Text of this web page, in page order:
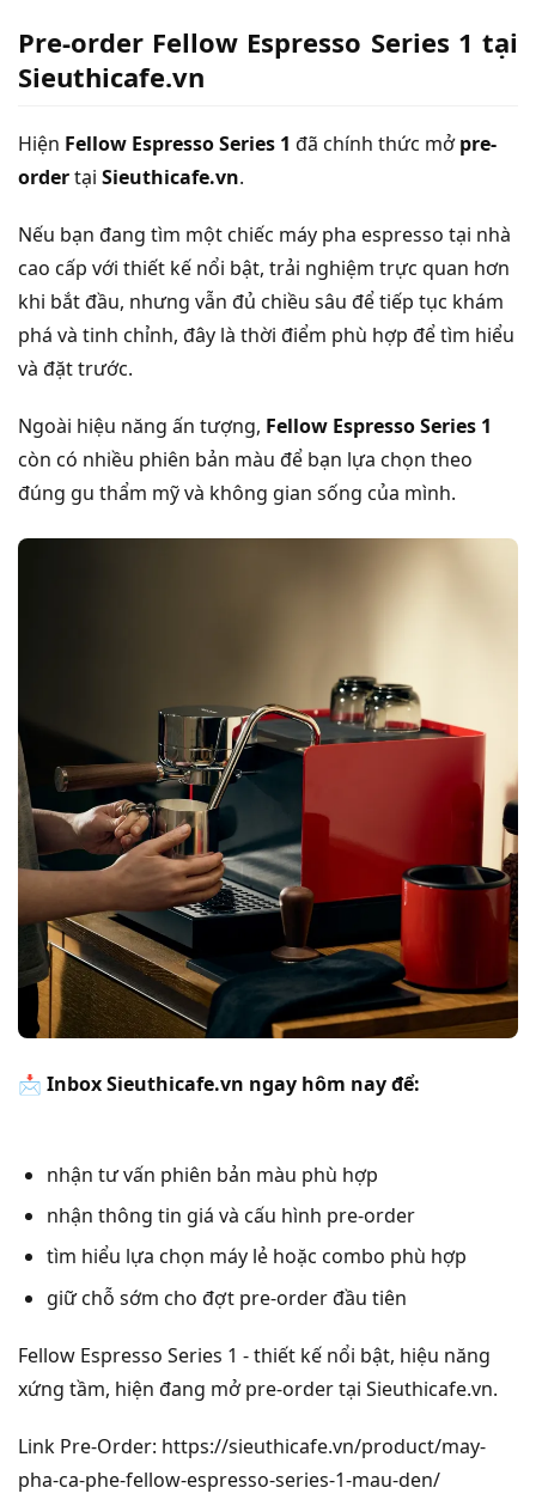
Pre-order Fellow Espresso Series 1 tại
Sieuthicafe.vn
Hiện Fellow Espresso Series 1 đã chính thức mởpre-
ordertại Sieuthicafe.vn.
Nếu bạn đang tìm một chiếc máy pha espresso tại nhà
cao cấp với thiết kế nổi bật, trải nghiệm trực quan hơn
khi bắt đầu, nhưng vẫn đủ chiều sâu để tiếp tục khám
phá và tinh chỉnh, đây là thời điểm phù hợp để tìm hiểu
và đặt trước.
Ngoài hiệu năng ấn tượng, Fellow Espresso Series 1
còn có nhiều phiên bản màu để bạn lựa chọn theo
đúng gu thẩm mỹ và không gian sống của mình.
📩 Inbox Sieuthicafe.vn ngay hôm nay để:
nhận tư vấn phiên bản màu phù hợp
nhận thông tin giá và cấu hình pre-order
tìm hiểu lựa chọn máy lẻ hoặc combo phù hợp
giữ chỗ sớm cho đợt pre-order đầu tiên
Fellow Espresso Series 1 - thiết kế nổi bật, hiệu năng
xứng tầm, hiện đang mở pre-order tại Sieuthicafe.vn.
Link Pre-Order: https://sieuthicafe.vn/product/may-
pha-ca-phe-fellow-espresso-series-1-mau-den/